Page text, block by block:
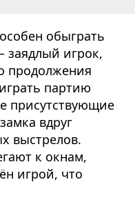
обыграть
заядлый игрок,
продолжения
партию
присутствующие
вдруг
выстрелов.
к окнам,
игрой, что